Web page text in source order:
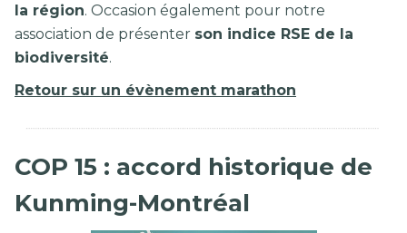
la région. Occasion également pour notre
association de présenter son indice RSE de la
biodiversité.
Retour sur un évènement marathon
COP 15 : accord historique de
Kunming-Montréal